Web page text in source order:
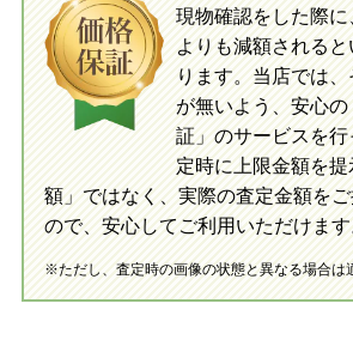
当店に査定したお
指定の口座に即日
買取の流れ 写真の
当店に査定したお
指定の口座に即日
初めての方へ LINE査定の流れ
現物確認をした際
よりも減額される
ります。当店では
が無いよう、安心
証」のサービスを
定時に上限金額を
額」ではなく、実際の査定金額を
ので、安心してご利用いただけます
※ただし、査定時の画像の状態と異なる場合は